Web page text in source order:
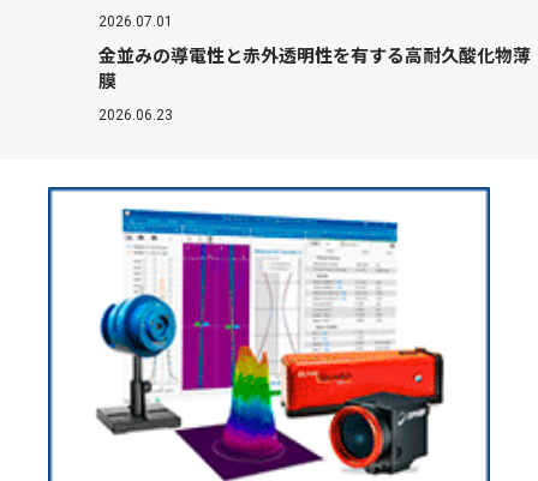
2026.07.01
金並みの導電性と赤外透明性を有する高耐久酸化物薄
膜
2026.06.23